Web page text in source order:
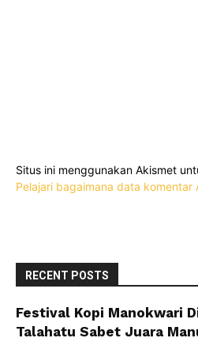
Situs ini menggunakan Akismet
Pelajari bagaimana data komentar
RECENT POSTS
Festival Kopi Manokwari
Talahatu Sabet Juara